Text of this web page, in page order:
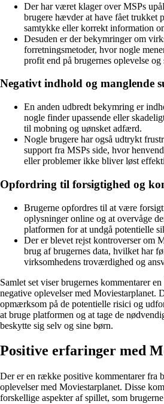
Der har været klager over MSPs
brugere hævder at have fået trukket
samtykke eller korrekt information
Desuden er der bekymringer om
forretningsmetoder, hvor nogle
profit end på brugernes oplevelse og
Negativt indhold og manglende
En anden udbredt bekymring er
nogle finder upassende eller
til mobning og uønsket adfærd.
Nogle brugere har også udtrykt
support fra MSPs side, hvor
eller problemer ikke bliver løst
Opfordring til forsigtighed og
Brugerne opfordres til at være
oplysninger online og at overvåge
platformen for at undgå potentielle
Der er blevet rejst kontroverser om
brug af brugernes data, hvilket har
virksomhedens troværdighed og
Samlet set viser brugernes kommentarer
negative oplevelser med Moviestarplanet.
opmærksom på de potentielle risici og
at bruge platformen og at tage de
beskytte sig selv og sine børn.
Positive erfaringer med
Der er en række positive kommentarer fra
oplevelser med Moviestarplanet. Disse
forskellige aspekter af spillet, som